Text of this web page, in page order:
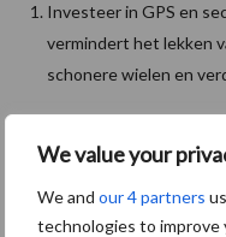
We value your
We and our 4 partners
technologies to improve
Investeer in GPS en
vermindert het lekken
schonere wielen en
bemestingsmachines
verminderen.